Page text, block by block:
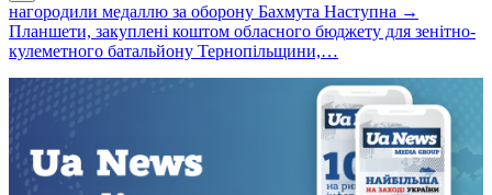
нагородили медаллю за оборону Бахмута Наступна →
Планшети, закуплені коштом обласного бюджету для зенітно-
кулеметного батальйону Тернопільщини,…